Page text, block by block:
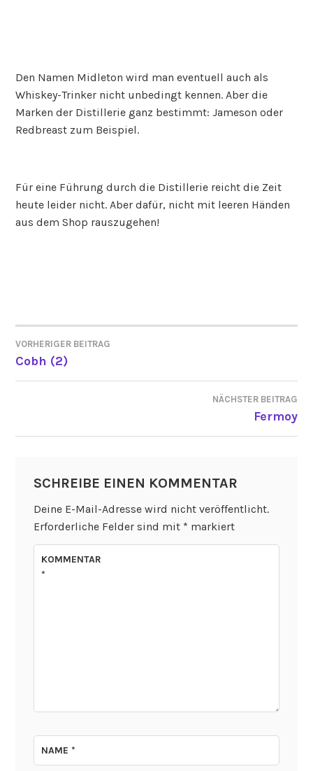
Den Namen Midleton wird man eventuell auch als
Whiskey-Trinker nicht unbedingt kennen. Aber die
Marken der Distillerie ganz bestimmt: Jameson oder
Redbreast zum Beispiel.
Für eine Führung durch die Distillerie reicht die Zeit
heute leider nicht. Aber dafür, nicht mit leeren Händen
aus dem Shop rauszugehen!
BEITRAGSNAVIGATION
VORHERIGER BEITRAG
Cobh (2)
NÄCHSTER BEITRAG
Fermoy
SCHREIBE EINEN KOMMENTAR
Deine E-Mail-Adresse wird nicht veröffentlicht.
Erforderliche Felder sind mit * markiert
KOMMENTAR
*
NAME*